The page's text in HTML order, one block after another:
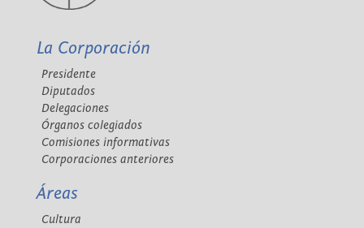
La Corporación
Presidente
Diputados
Delegaciones
Órganos colegiados
Comisiones informativas
Corporaciones anteriores
Áreas
Cultura